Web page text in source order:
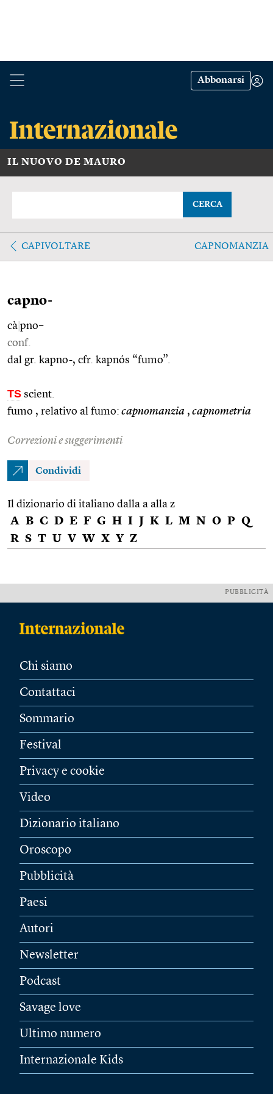
Abbonarsi
IL NUOVO DE MAURO
CERCA
CAPIVOLTARE CAPNOMANZIA
capno-
cà pno–
conf.
dal gr. kapno-, cfr. kapnós “fumo”.
TS scient.
fumo , relativo al fumo: capnomanzia , capnometria
Correzioni e suggerimenti
Condividi
Il dizionario di italiano dalla a alla z
A B C D E F G H I J K L M N O P Q
R S T U V W X Y Z
PUBBLICITÀ
Chi siamo
Contattaci
Sommario
Festival
Privacy e cookie
Video
Dizionario italiano
Oroscopo
Pubblicità
Paesi
Autori
Newsletter
Podcast
Savage love
Ultimo numero
Internazionale Kids